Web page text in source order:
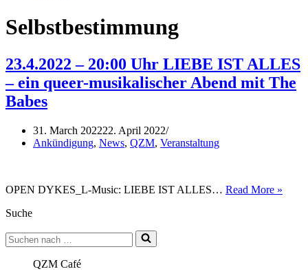
Selbstbestimmung
23.4.2022 – 20:00 Uhr LIEBE IST ALLES
– ein queer-musikalischer Abend mit The
Babes
31. March 202222. April 2022
Ankündigung, News, QZM, Veranstaltung
OPEN DYKES_L-Music: LIEBE IST ALLES… Read More »
Suche
Suchen
nach …
QZM Café